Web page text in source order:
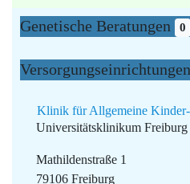
Genetische Beratungen 0
Versorgungseinrichtungen
Klinik für Allgemeine
Universitätsklinikum Freiburg
Mathildenstraße 1
79106 Freiburg